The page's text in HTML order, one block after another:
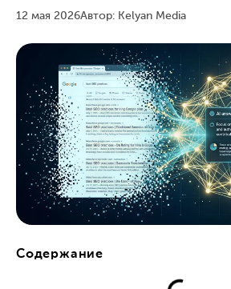
12 мая 2026Автор: Kelyan Media
Содержание